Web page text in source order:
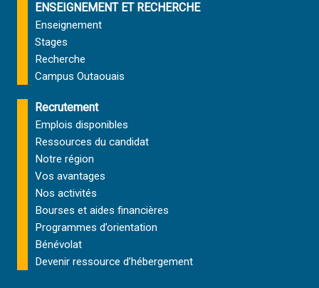
ENSEIGNEMENT ET RECHERCHE
Enseignement
Stages
Recherche
Campus Outaouais
Recrutement
Emplois disponibles
Ressources du candidat
Notre région
Vos avantages
Nos activités
Bourses et aides financières
Programmes d’orientation
Bénévolat
Devenir ressource d’hébergement